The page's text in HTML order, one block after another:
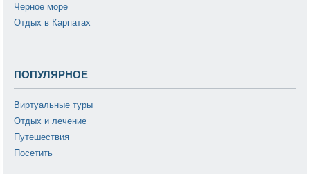
Черное море
Отдых в Карпатах
ПОПУЛЯРНОЕ
Виртуальные туры
Отдых и лечение
Путешествия
Посетить